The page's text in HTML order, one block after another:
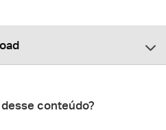
conteúdo?